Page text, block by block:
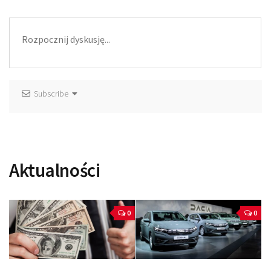
Subscribe
Aktualności
0 0